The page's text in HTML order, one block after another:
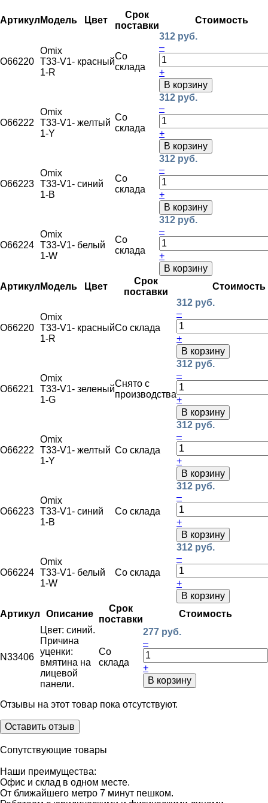
Артикул Модель Цвет
Срок
поставки
Стоимость
O66220
Omix
T33-V1-
1-R
красный
Со
склада
312 руб.
–
+
В корзину
O66222
Omix
T33-V1-
1-Y
желтый
Со
склада
312 руб.
–
+
В корзину
O66223
Omix
T33-V1-
1-B
синий
Со
склада
312 руб.
–
+
В корзину
O66224
Omix
T33-V1-
1-W
белый
Со
склада
312 руб.
–
+
В корзину
Артикул Модель Цвет
Срок
поставки
Стоимость
O66220
Omix
T33-V1-
1-R
красныйСо склада
312 руб.
–
+
В корзину
O66221
Omix
T33-V1-
1-G
зеленый
Снято с
производства
312 руб.
–
+
В корзину
O66222
Omix
T33-V1-
1-Y
желтый Со склада
312 руб.
–
+
В корзину
O66223
Omix
T33-V1-
1-B
синий Со склада
312 руб.
–
+
В корзину
O66224
Omix
T33-V1-
1-W
белый Со склада
312 руб.
–
+
В корзину
Артикул
Описание
Срок
поставки
Стоимость
N33406
Цвет: синий.
Причина
уценки:
вмятина на
лицевой
панели.
Со
склада
277 руб.
–
+
В корзину
Отзывы на этот товар пока отсутствуют.
Оставить отзыв
Сопутствующие товары
Наши преимущества:
Офис и склад в одном месте.
От ближайшего метро 7 минут пешком.